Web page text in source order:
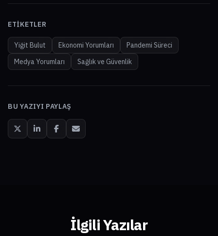
ETIKETLER
Yiğit Bulut Ekonomi Yorumları
Pandemi Süreci
Medya Yorumları
Sağlık ve Güvenlik
BU YAZIYI PAYLAŞ
İlgili Yazılar